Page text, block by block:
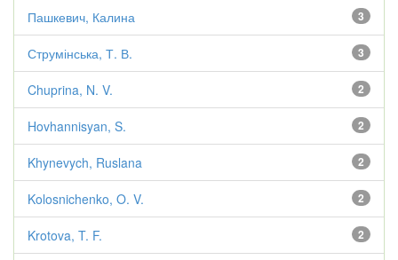
3
Пашкевич, Калина
3
Струмінська, Т. В.
2
Chuprina, N. V.
2
Hovhannisyan, S.
2
Khynevych, Ruslana
2
Kolosnichenko, O. V.
2
Krotova, T. F.